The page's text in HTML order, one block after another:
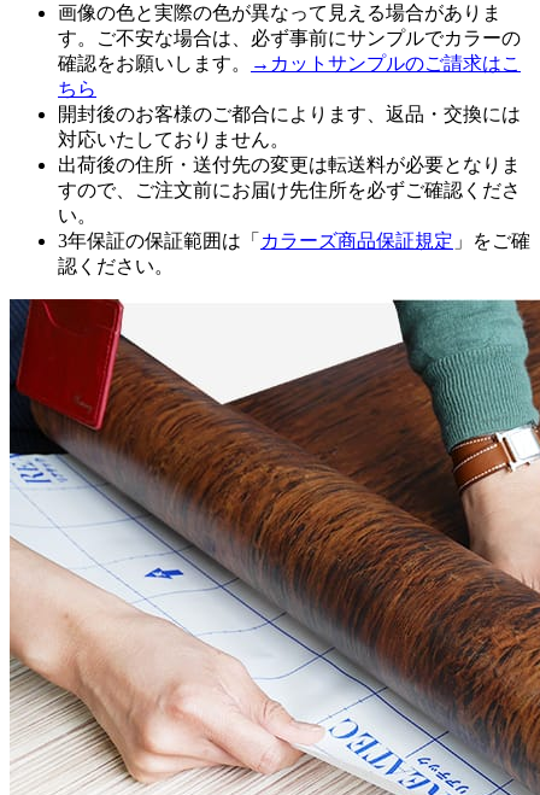
画像の色と実際の色が異なって見える場合がありま
す。ご不安な場合は、必ず事前にサンプルでカラーの
確認をお願いします。
→カットサンプルのご請求はこ
ちら
開封後のお客様のご都合によります、返品・交換には
対応いたしておりません。
出荷後の住所・送付先の変更は転送料が必要となりま
すので、ご注文前にお届け先住所を必ずご確認くださ
い。
3年保証の保証範囲は「 カラーズ商品保証規定 」をご確
認ください。